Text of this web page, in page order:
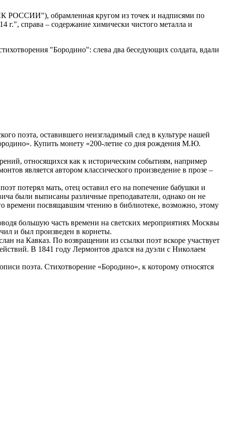
РОССИИ"), обрамленная кругом из точек и надписями по
г.", справа – содержание химически чистого металла и
"Бородино": слева два беседующих солдата, вдали
поэта, оставившего неизгладимый след в культуре нашей
Купить монету «200-летие со дня рождения М.Ю.
относящихся как к историческим событиям, например
является автором классического произведение в прозе –
потерял мать, отец оставил его на попечение бабушки и
были выписаны различные преподаватели, однако он не
времени посвящавшим чтению в библиотеке, возможно, этому
большую часть времени на светских мероприятиях Москвы
и был произведен в корнеты.
на Кавказ. По возвращении из ссылки поэт вскоре участвует
В 1841 году Лермонтов дрался на дуэли с Николаем
поэта. Стихотворение «Бородино», к которому относятся